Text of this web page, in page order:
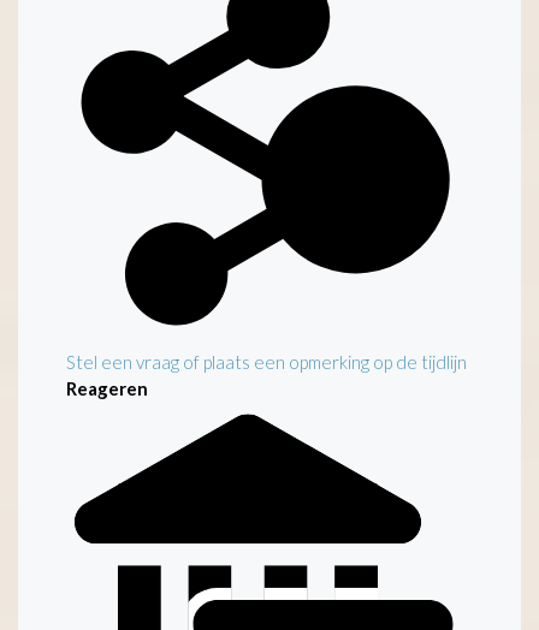
Stel een vraag of plaats een opmerking op de tijdlijn
Reageren